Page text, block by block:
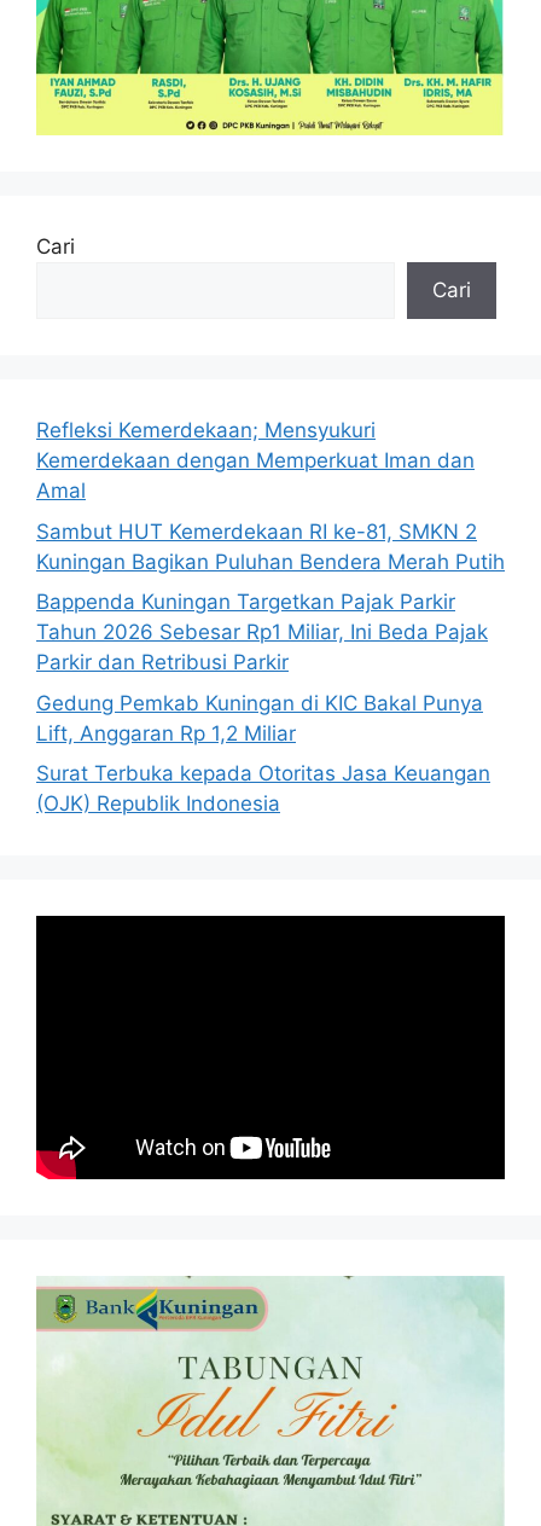
Cari
Cari
Refleksi Kemerdekaan; Mensyukuri
Kemerdekaan dengan Memperkuat Iman dan
Amal
Sambut HUT Kemerdekaan RI ke-81, SMKN 2
Kuningan Bagikan Puluhan Bendera Merah Putih
Bappenda Kuningan Targetkan Pajak Parkir
Tahun 2026 Sebesar Rp1 Miliar, Ini Beda Pajak
Parkir dan Retribusi Parkir
Gedung Pemkab Kuningan di KIC Bakal Punya
Lift, Anggaran Rp 1,2 Miliar
Surat Terbuka kepada Otoritas Jasa Keuangan
(OJK) Republik Indonesia